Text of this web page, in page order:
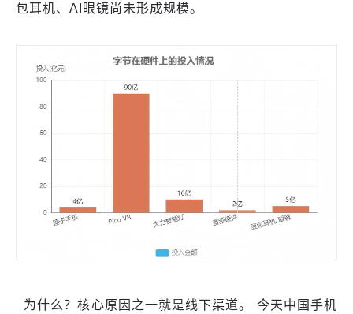
包耳机、AI眼镜尚未形成规模。
为什么？核心原因之一就是线下渠道。 今天中国手机